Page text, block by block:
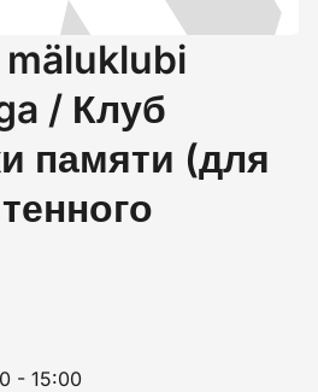
/ Клуб
памяти (для
- 15:00